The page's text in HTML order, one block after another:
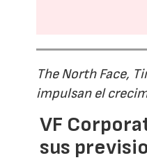
The North Face,
impulsan el
VF
sus